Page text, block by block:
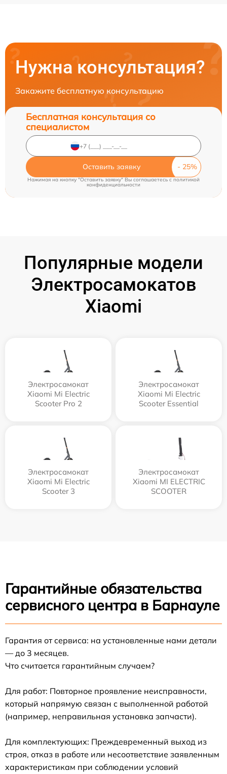
Нужна консультация?
Закажите бесплатную консультацию
Бесплатная консультация со
специалистом
Оставить заявку
Нажимая на кнопку "Оставить заявку" Вы соглашаетесь cполитикой
конфиденциальности
Популярные модели
Электросамокатов
Xiaomi
Электросамокат
Xiaomi Mi Electric
Scooter Pro 2
Электросамокат
Xiaomi Mi Electric
Scooter Essential
Электросамокат
Xiaomi Mi Electric
Scooter 3
Электросамокат
Xiaomi MI ELECTRIC
SCOOTER
Гарантийные обязательства
сервисного центра в Барнауле
Гарантия от сервиса: на установленные нами детали
— до 3 месяцев.
Что считается гарантийным случаем?
Для работ: Повторное проявление неисправности,
который напрямую связан с выполненной работой
(например, неправильная установка запчасти).
Для комплектующих: Преждевременный выход из
строя, отказ в работе или несоответствие заявленным
характеристикам при соблюдении условий